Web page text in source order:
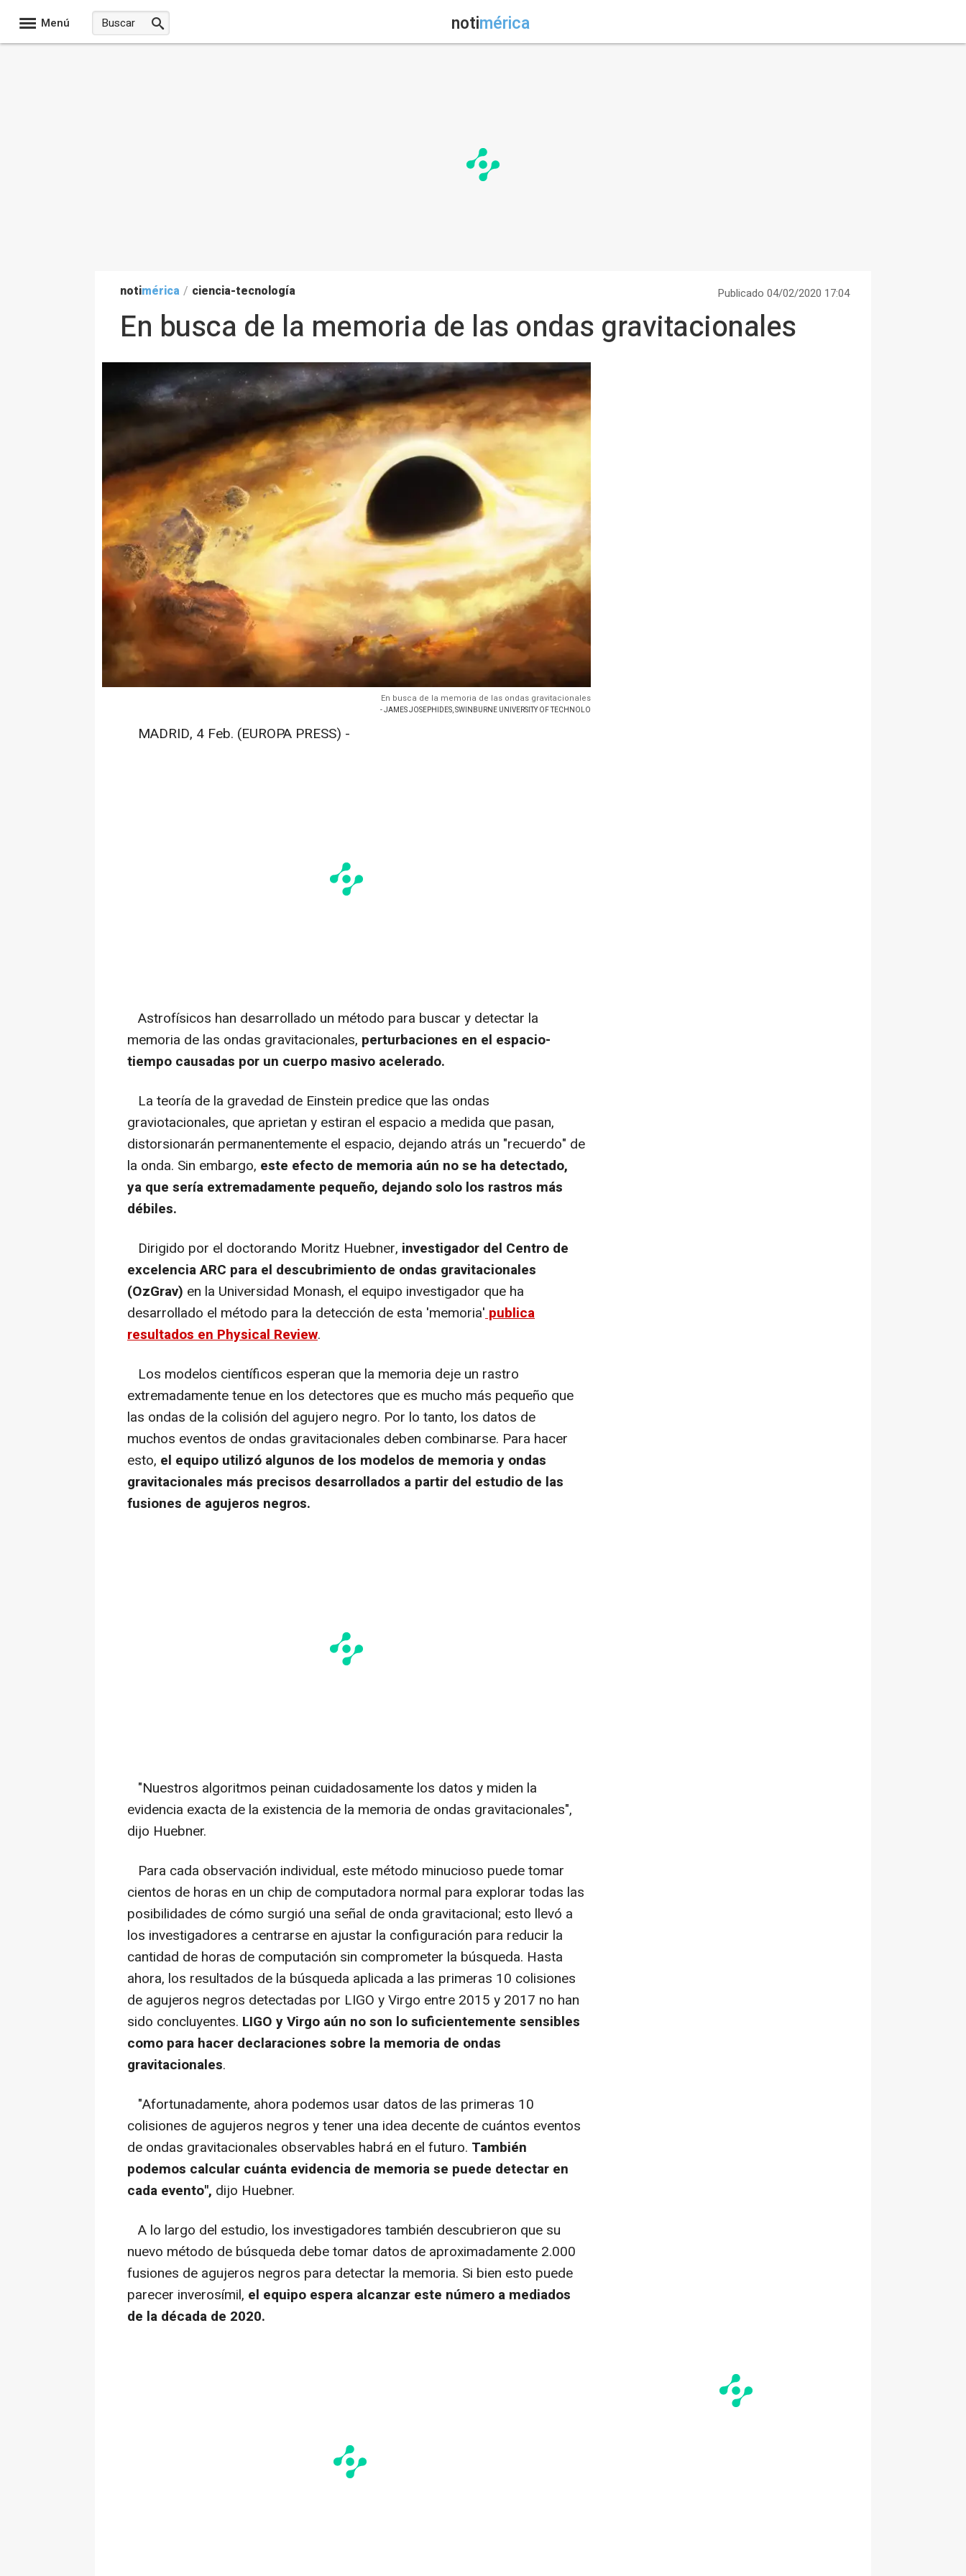
Menú notimérica
notimérica / ciencia-tecnología Publicado 04/02/2020 17:04
En busca de la memoria de las ondas gravitacionales
En busca de la memoria de las ondas gravitacionales
- JAMES JOSEPHIDES, SWINBURNE UNIVERSITY OF TECHNOLO
MADRID, 4 Feb. (EUROPA PRESS) -
Astrofísicos han desarrollado un método para buscar y detectar la
memoria de las ondas gravitacionales, perturbaciones en el espacio-
tiempo causadas por un cuerpo masivo acelerado.
La teoría de la gravedad de Einstein predice que las ondas
graviotacionales, que aprietan y estiran el espacio a medida que pasan,
distorsionarán permanentemente el espacio, dejando atrás un "recuerdo" de
la onda. Sin embargo, este efecto de memoria aún no se ha detectado,
ya que sería extremadamente pequeño, dejando solo los rastros más
débiles.
Dirigido por el doctorando Moritz Huebner, investigador del Centro de
excelencia ARC para el descubrimiento de ondas gravitacionales
(OzGrav) en la Universidad Monash, el equipo investigador que ha
desarrollado el método para la detección de esta 'memoria'publica
resultados en Physical Review.
Los modelos científicos esperan que la memoria deje un rastro
extremadamente tenue en los detectores que es mucho más pequeño que
las ondas de la colisión del agujero negro. Por lo tanto, los datos de
muchos eventos de ondas gravitacionales deben combinarse. Para hacer
esto, el equipo utilizó algunos de los modelos de memoria y ondas
gravitacionales más precisos desarrollados a partir del estudio de las
fusiones de agujeros negros.
"Nuestros algoritmos peinan cuidadosamente los datos y miden la
evidencia exacta de la existencia de la memoria de ondas gravitacionales",
dijo Huebner.
Para cada observación individual, este método minucioso puede tomar
cientos de horas en un chip de computadora normal para explorar todas las
posibilidades de cómo surgió una señal de onda gravitacional; esto llevó a
los investigadores a centrarse en ajustar la configuración para reducir la
cantidad de horas de computación sin comprometer la búsqueda. Hasta
ahora, los resultados de la búsqueda aplicada a las primeras 10 colisiones
de agujeros negros detectadas por LIGO y Virgo entre 2015 y 2017 no han
sido concluyentes. LIGO y Virgo aún no son lo suficientemente sensibles
como para hacer declaraciones sobre la memoria de ondas
gravitacionales.
"Afortunadamente, ahora podemos usar datos de las primeras 10
colisiones de agujeros negros y tener una idea decente de cuántos eventos
de ondas gravitacionales observables habrá en el futuro. También
podemos calcular cuánta evidencia de memoria se puede detectar en
cada evento", dijo Huebner.
A lo largo del estudio, los investigadores también descubrieron que su
nuevo método de búsqueda debe tomar datos de aproximadamente 2.000
fusiones de agujeros negros para detectar la memoria. Si bien esto puede
parecer inverosímil, el equipo espera alcanzar este número a mediados
de la década de 2020.